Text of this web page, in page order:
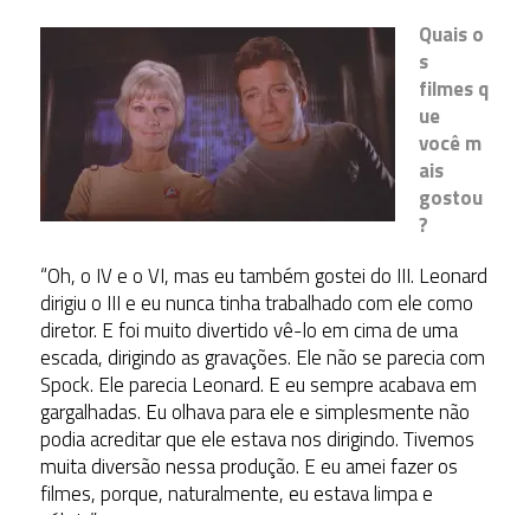
Quais o
s
filmes q
ue
você m
ais
gostou
?
“Oh, o IV e o VI, mas eu também gostei do III. Leonard
dirigiu o III e eu nunca tinha trabalhado com ele como
diretor. E foi muito divertido vê-lo em cima de uma
escada, dirigindo as gravações. Ele não se parecia com
Spock. Ele parecia Leonard. E eu sempre acabava em
gargalhadas. Eu olhava para ele e simplesmente não
podia acreditar que ele estava nos dirigindo. Tivemos
muita diversão nessa produção. E eu amei fazer os
filmes, porque, naturalmente, eu estava limpa e